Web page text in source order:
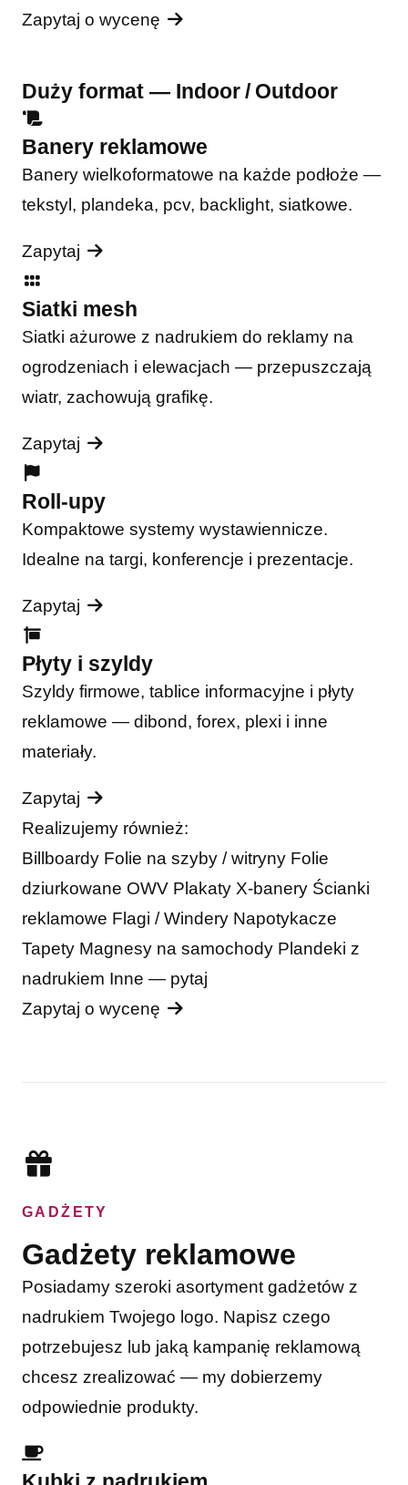
Zapytaj o wycenę
Duży format — Indoor / Outdoor
Banery reklamowe
Banery wielkoformatowe na każde podłoże —
tekstyl, plandeka, pcv, backlight, siatkowe.
Zapytaj
Siatki mesh
Siatki ażurowe z nadrukiem do reklamy na
ogrodzeniach i elewacjach — przepuszczają
wiatr, zachowują grafikę.
Zapytaj
Roll-upy
Kompaktowe systemy wystawiennicze.
Idealne na targi, konferencje i prezentacje.
Zapytaj
Płyty i szyldy
Szyldy firmowe, tablice informacyjne i płyty
reklamowe — dibond, forex, plexi i inne
materiały.
Zapytaj
Realizujemy również:
Billboardy Folie na szyby / witryny Folie
dziurkowane OWV Plakaty X-banery Ścianki
reklamowe Flagi / Windery Napotykacze
Tapety Magnesy na samochody Plandeki z
nadrukiem Inne — pytaj
Zapytaj o wycenę
GADŻETY
Gadżety reklamowe
Posiadamy szeroki asortyment gadżetów z
nadrukiem Twojego logo. Napisz czego
potrzebujesz lub jaką kampanię reklamową
chcesz zrealizować — my dobierzemy
odpowiednie produkty.